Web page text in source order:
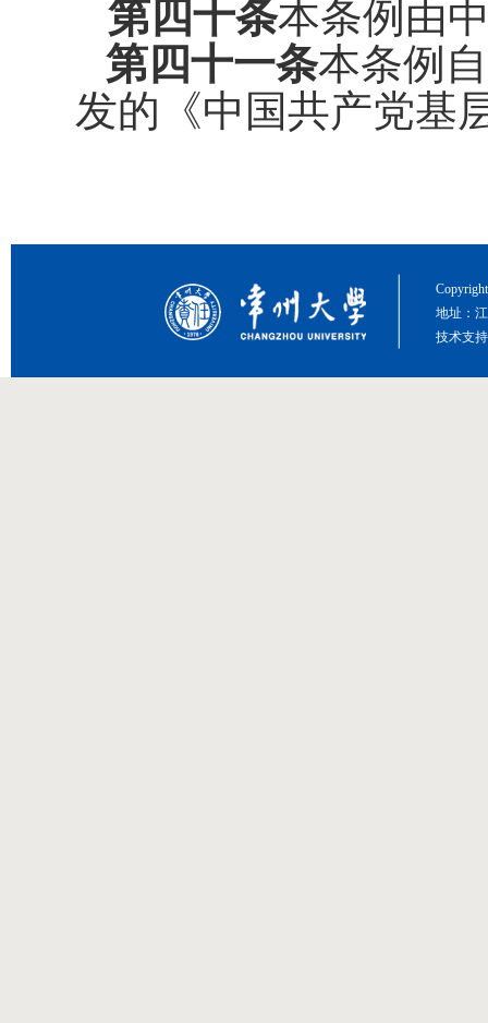
第四十条本条例由
第四十一条本条例
发的《中国共产党基
地址：
技术支